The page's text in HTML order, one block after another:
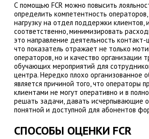
С помощью FCR можно повысить
определить компетентность операторов,
нагрузку на отдел поддержки клиентов,
соответственно, минимизировать
это направление деятельность контакт-
что показатель отражает не только
операторов, но и качество организации
обучающих мероприятий для
центра. Нередко плохо организованное
является причиной того, что операторы
клиентами не могут оперативно и в
решать задачи, давать исчерпывающие
понятной и доступной для абонентов
СПОСОБЫ ОЦЕНКИ FCR